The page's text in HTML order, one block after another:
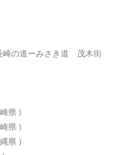
の道ーみさき道 茂木街
県 )
県 )
県 )